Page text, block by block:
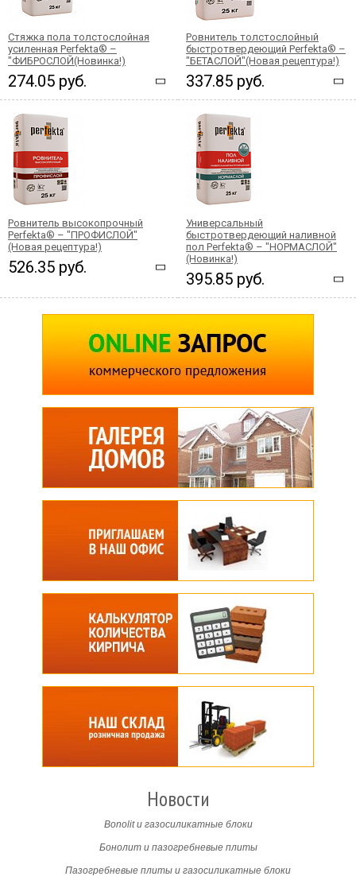
Стяжка пола толстослойная
усиленная Perfekta® –
"ФИБРОСЛОЙ(Новинка!)
274.05 руб.
Ровнитель толстослойный
быстротвердеющий Perfekta® –
"БЕТАСЛОЙ"(Новая рецептура!)
337.85 руб.
Ровнитель высокопрочный
Perfekta® – "ПРОФИСЛОЙ"
(Новая рецептура!)
526.35 руб.
Универсальный
быстротвердеющий наливной
пол Perfekta® – "НОРМАСЛОЙ"
(Новинка!)
395.85 руб.
Новости
Bonolit и газосиликатные блоки
Бонолит и пазогребневые плиты
Пазогребневые плиты и газосиликатные блоки